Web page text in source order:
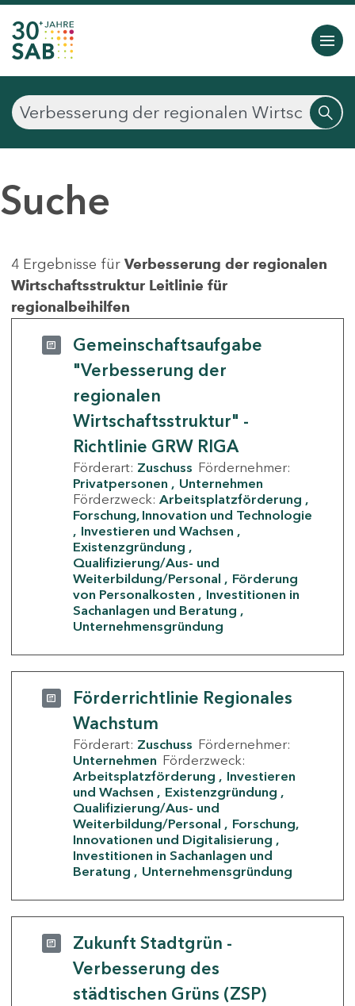
Suche
4 Ergebnisse für Verbesserung der regionalen
Wirtschaftsstruktur Leitlinie für
regionalbeihilfen
Gemeinschaftsaufgabe
"Verbesserung der
regionalen
Wirtschaftsstruktur" -
Richtlinie GRW RIGA
Förderart: Zuschuss Fördernehmer:
Privatpersonen
Unternehmen
Förderzweck: Arbeitsplatzförderung
Forschung, Innovation und Technologie
Investieren und Wachsen
Existenzgründung
Qualifizierung/Aus- und
Weiterbildung/Personal
Förderung
von Personalkosten
Investitionen in
Sachanlagen und Beratung
Unternehmensgründung
Förderrichtlinie Regionales
Wachstum
Förderart: Zuschuss Fördernehmer:
Unternehmen Förderzweck:
Arbeitsplatzförderung
Investieren
und Wachsen
Existenzgründung
Qualifizierung/Aus- und
Weiterbildung/Personal
Forschung,
Innovationen und Digitalisierung
Investitionen in Sachanlagen und
Beratung
Unternehmensgründung
Zukunft Stadtgrün -
Verbesserung des
städtischen Grüns (ZSP)